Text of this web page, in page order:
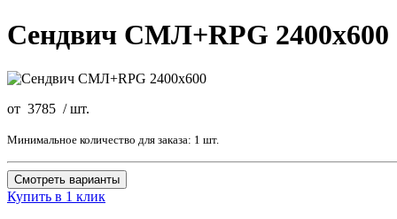
Сендвич СМЛ+RPG 2400х600
от 3785 /шт.
Минимальное количество для заказа: 1 шт.
Смотреть варианты
Купить в 1 клик